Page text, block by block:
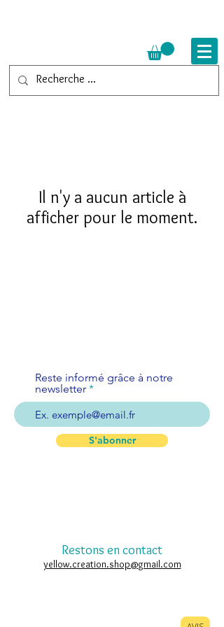
Il n'y a aucun article à
afficher pour le moment.
Reste informé grâce à notre
newsletter
S'abonner
Restons en contact
yellow.creation.shop@gmail.com